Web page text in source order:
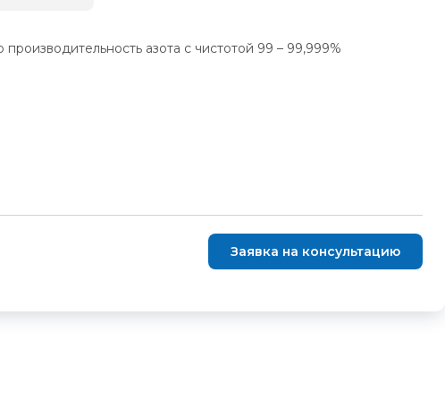
азота с чистотой 99 – 99,999%
Заявка на консультацию